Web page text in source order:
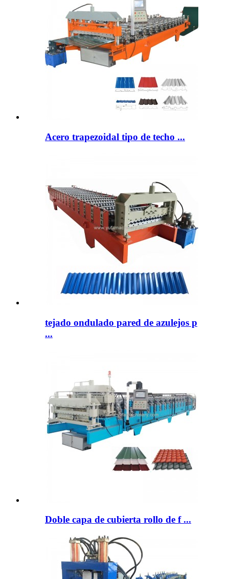
Acero trapezoidal tipo de techo ...
tejado ondulado pared de azulejos p
...
Doble capa de cubierta rollo de f ...